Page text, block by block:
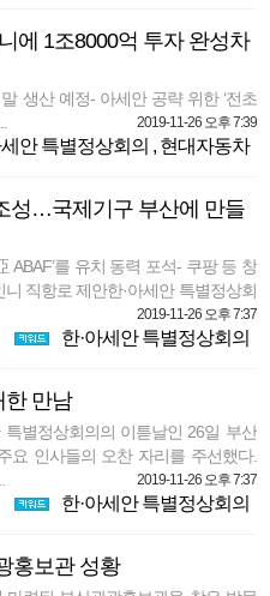
에 1조8000억 투자 완성차
생산 예정- 아세안 공략 위한 ‘전초
2019-11-26 오후 7:39
세안 특별정상회의 , 현대자동차
성…국제기구 부산에 만들
ABAF’를 유치 동력 포석- 쿠팡 등 창
직항로 제안한·아세안 특별정상회
2019-11-26 오후 7:37
한·아세안 특별정상회의
한 만남
별정상회의의 이튿날인 26일 부산
요 인사들의 오찬 자리를 주선했다.
2019-11-26 오후 7:37
한·아세안 특별정상회의
홍보관 성황